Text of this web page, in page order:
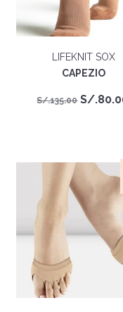
LIFEKNIT SOX
CAPEZIO
S/.135.00 El
S/
S/.